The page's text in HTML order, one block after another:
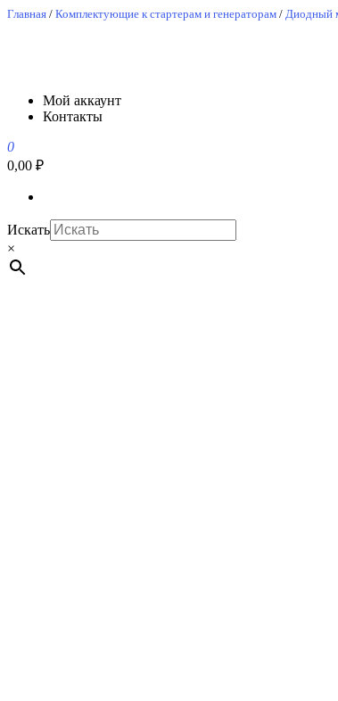
Перейти
Главная / Комплектующие к стартерам и генераторам / Диодный
АвтоСпецЮг
АвтоСпецЮг автозапчасти оптом и в розницу
Мой аккаунт
Контакты
0
0,00 ₽
Искать
×